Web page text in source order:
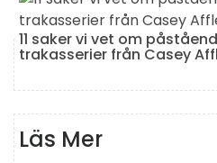
11 saker vi vet om
trakasserier från Casey
Läs Mer